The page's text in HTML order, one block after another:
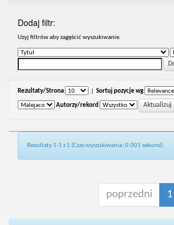
Dodaj filtr:
Uzyj filtrów aby zagęścić wyszukiwanie.
Rezultaty/Strona Sortuj pozycje wg
Autorzy/rekord
Rezultaty 1-1 z 1 (Czas wyszukiwania: 0.001 sekund).
poprzedni 1